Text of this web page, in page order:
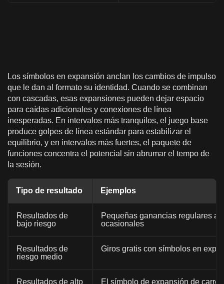
Los símbolos en expansión anclan los cambios de impulso
que le dan al formato su identidad. Cuando se combinan
con cascadas, esas expansiones pueden dejar espacio
para caídas adicionales y conexiones de línea
inesperadas. En intervalos más tranquilos, el juego base
produce golpes de línea estándar para estabilizar el
equilibrio, y en intervalos más fuertes, el paquete de
funciones concentra el potencial sin abrumar el tempo de
la sesión.
Tipo de resultado Ejemplos
Resultados de
bajo riesgo
Pequeñas ganancias regulares a
ocasionales
Resultados de
riesgo medio
Giros gratis con símbolos en
Resultados de alto
El símbolo de expansión de